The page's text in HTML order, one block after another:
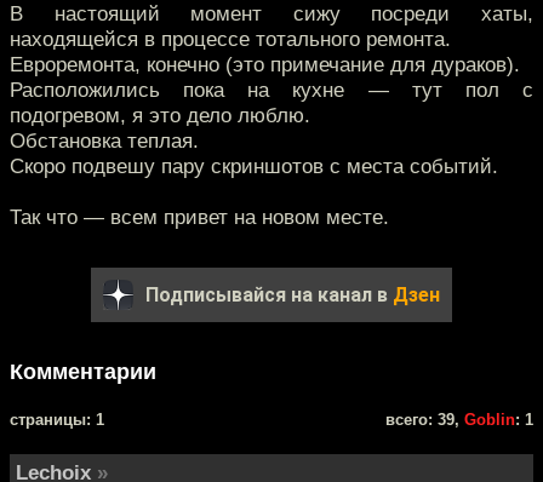
В настоящий момент сижу посреди хаты,
находящейся в процессе тотального ремонта.
Евроремонта, конечно (это примечание для дураков).
Расположились пока на кухне — тут пол с
подогревом, я это дело люблю.
Обстановка теплая.
Скоро подвешу пару скриншотов с места событий.
Так что — всем привет на новом месте.
Подписывайся на канал в Дзен
Комментарии
cтраницы: 1 всего: 39, Goblin: 1
Lechoix »